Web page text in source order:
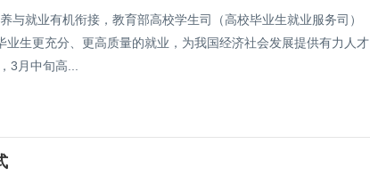
与就业有机衔接，教育部高校学生司（高校毕业生就业服务司）
生更充分、更高质量的就业，为我国经济社会发展提供有力人才
3月中旬高...